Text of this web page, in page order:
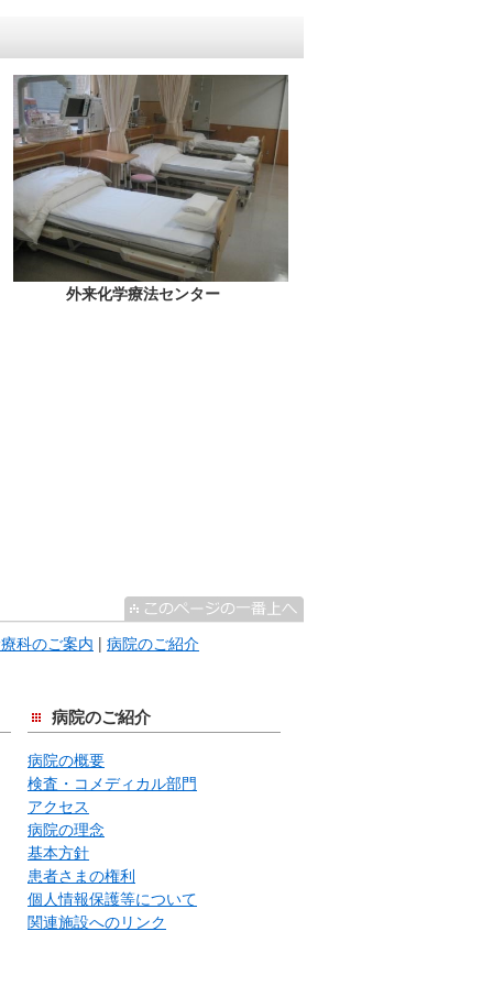
外来化学療法センター
科のご案内 | 病院のご紹介
病院のご紹介
病院の概要
検査・コメディカル部門
アクセス
病院の理念
基本方針
患者さまの権利
個人情報保護等について
関連施設へのリンク